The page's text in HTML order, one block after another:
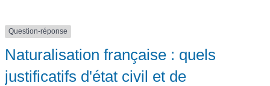
Question-réponse
Naturalisation française : quels
justificatifs d'état civil et de